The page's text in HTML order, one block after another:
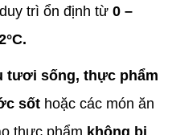
trì ổn định từ 0 –
tươi sống, thực phẩm
sốthoặc các món ăn
thực phẩm không bị